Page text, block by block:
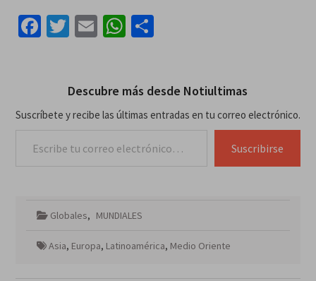
Facebook
Twitter
EmailWhatsApp
Compartir
Descubre más desde Notiultimas
Suscríbete y recibe las últimas entradas en tu correo electrónico.
Suscribirse
Globales, MUNDIALES
Asia, Europa, Latinoamérica, Medio Oriente